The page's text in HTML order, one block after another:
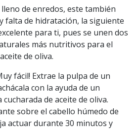
de enredos, este también
falta de hidratación, la siguiente
para ti, pues se unen dos
más nutritivos para el
de oliva.
fácil! Extrae la pulpa de un
con la ayuda de un
de aceite de oliva.
sobre el cabello húmedo de
actuar durante 30 minutos y